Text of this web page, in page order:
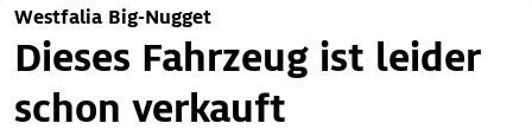
Westfalia Big-Nugget
Dieses Fahrzeug ist leider
schon verkauft